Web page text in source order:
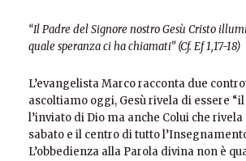
“Il Padre del Signore nostro Gesù Cristo
quale speranza ci ha chiamati” (Cf. Ef 1,17-18)
L’evangelista Marco racconta due
ascoltiamo oggi, Gesù rivela di essere
l’inviato di Dio ma anche Colui che
sabato e il centro di tutto
L’obbedienza alla Parola divina non è